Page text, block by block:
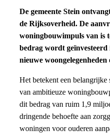
De gemeente Stein
de Rijksoverheid. De
woningbouwimpuls van is
bedrag wordt
nieuwe
Het betekent een
van ambitieuze
dit bedrag van ruim 1,9
dringende behoefte aan
woningen voor ouderen